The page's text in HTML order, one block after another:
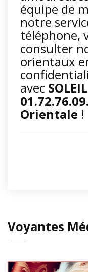
équipe de
notre
téléphone,
consulter
orientaux
avec
Orientale !
Voyantes